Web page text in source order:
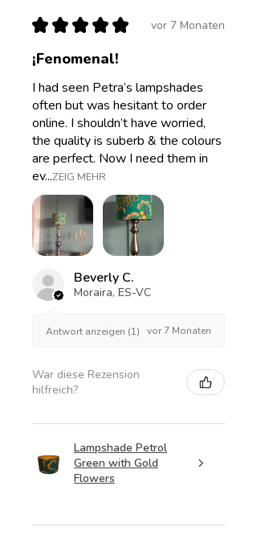
★ ★ ★ ★ ★ vor 7 Monaten
¡Fenomenal!
I had seen Petra’s lampshades
often but was hesitant to order
online. I shouldn’t have worried,
the quality is suberb & the colours
are perfect. Now I need them in
ev...ZEIG MEHR
Beverly C.
Moraira, ES-VC
Antwort anzeigen (1) vor 7 Monaten
War diese Rezension
hilfreich?
Lampshade Petrol
Green with Gold
Flowers